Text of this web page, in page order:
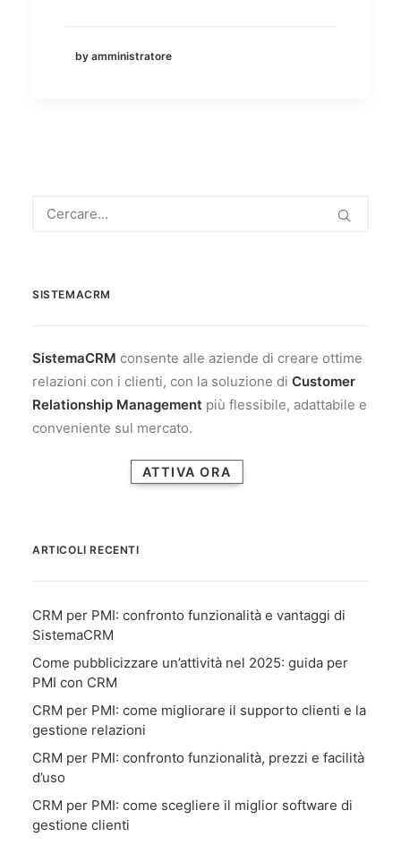
by amministratore
SISTEMACRM
SistemaCRM consente alle aziende di creare ottime
relazioni con i clienti, con la soluzione di Customer
Relationship Management più flessibile, adattabile e
conveniente sul mercato.
ATTIVA ORA
ARTICOLI RECENTI
CRM per PMI: confronto funzionalità e vantaggi di
SistemaCRM
Come pubblicizzare un’attività nel 2025: guida per
PMI con CRM
CRM per PMI: come migliorare il supporto clienti e la
gestione relazioni
CRM per PMI: confronto funzionalità, prezzi e facilità
d’uso
CRM per PMI: come scegliere il miglior software di
gestione clienti